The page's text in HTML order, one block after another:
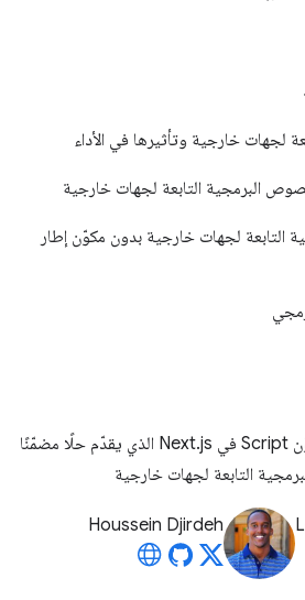
لجهات خارجية وتأثيرها في الأداء
التابعة لجهات خارجية بدون مكوّن إطار
فهم الرؤية الكامنة وراء مكوّن Script في Next.js الذي يقدّم حلًا مضمّنًا
التابعة لجهات خارجية
Houssein Djirdeh